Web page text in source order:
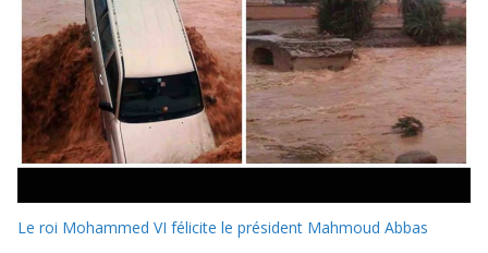
Le roi Mohammed VI félicite le président Mahmoud Abbas